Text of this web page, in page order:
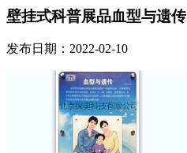
壁挂式科普展品血型与遗传
发布日期：2022-02-10